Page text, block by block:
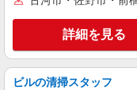
詳細を見る
ビルの清掃スタッフ